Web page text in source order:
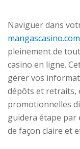
Naviguer dans
mangascasino.com
pleinement de
casino en ligne.
gérer vos
dépôts et retraits,
promotionnelles
guidera étape
de façon claire et